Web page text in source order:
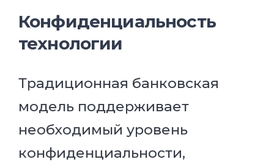
Конфиденциальность
технологии
Традиционная банковская
модель поддерживает
необходимый уровень
конфиденциальности,